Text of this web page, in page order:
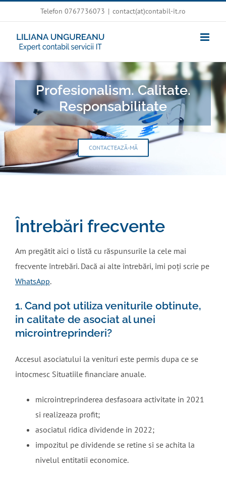
to
content
Telefon 0767736073 | contact(at)contabil-it.ro
Profesionalism. Calitate.
Responsabilitate
CONTACTEAZĂ-MĂ
Întrebări frecvente
Am pregătit aici o listă cu răspunsurile la cele mai
frecvente întrebări. Dacă ai alte întrebări, îmi poți scrie pe
WhatsApp.
1. Cand pot utiliza veniturile obtinute,
in calitate de asociat al unei
microintreprinderi?
Accesul asociatului la venituri este permis dupa ce se
intocmesc Situatiile financiare anuale.
microintreprinderea desfasoara activitate in 2021
si realizeaza profit;
asociatul ridica dividende in 2022;
impozitul pe dividende se retine si se achita la
nivelul entitatii economice.